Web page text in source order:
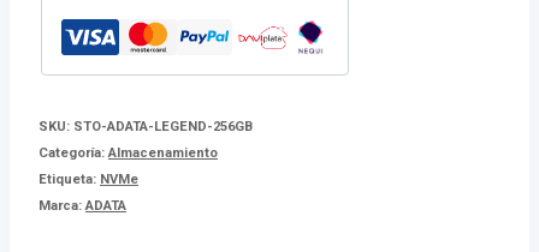
SKU: STO-ADATA-LEGEND-256GB
Categoría:Almacenamiento
Etiqueta: NVMe
Marca:ADATA